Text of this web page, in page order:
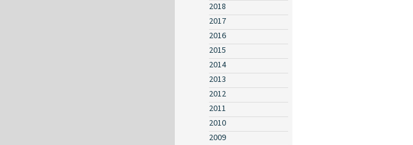
2018
2017
2016
2015
2014
2013
2012
2011
2010
2009